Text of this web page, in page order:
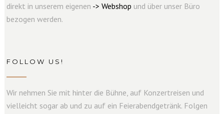
direkt in unserem eigenen ->Webshop und über unser Büro
bezogen werden.
FOLLOW US!
Wir nehmen Sie mit hinter die Bühne, auf Konzertreisen und
vielleicht sogar ab und zu auf ein Feierabendgetränk. Folgen